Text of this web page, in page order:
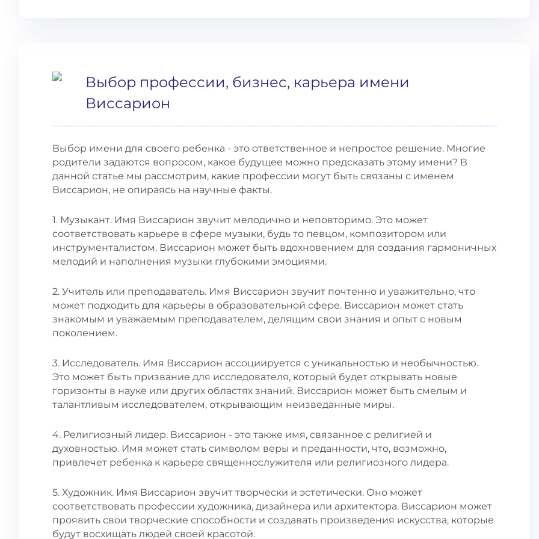
Выбор профессии, бизнес, карьера имени
Виссарион
Выбор имени для своего ребенка - это ответственное и непростое решение. Многие
родители задаются вопросом, какое будущее можно предсказать этому имени? В
данной статье мы рассмотрим, какие профессии могут быть связаны с именем
Виссарион, не опираясь на научные факты.
1. Музыкант. Имя Виссарион звучит мелодично и неповторимо. Это может
соответствовать карьере в сфере музыки, будь то певцом, композитором или
инструменталистом. Виссарион может быть вдохновением для создания гармоничных
мелодий и наполнения музыки глубокими эмоциями.
2. Учитель или преподаватель. Имя Виссарион звучит почтенно и уважительно, что
может подходить для карьеры в образовательной сфере. Виссарион может стать
знакомым и уважаемым преподавателем, делящим свои знания и опыт с новым
поколением.
3. Исследователь. Имя Виссарион ассоциируется с уникальностью и необычностью.
Это может быть призвание для исследователя, который будет открывать новые
горизонты в науке или других областях знаний. Виссарион может быть смелым и
талантливым исследователем, открывающим неизведанные миры.
4. Религиозный лидер. Виссарион - это также имя, связанное с религией и
духовностью. Имя может стать символом веры и преданности, что, возможно,
привлечет ребенка к карьере священнослужителя или религиозного лидера.
5. Художник. Имя Виссарион звучит творчески и эстетически. Оно может
соответствовать профессии художника, дизайнера или архитектора. Виссарион может
проявить свои творческие способности и создавать произведения искусства, которые
будут восхищать людей своей красотой.